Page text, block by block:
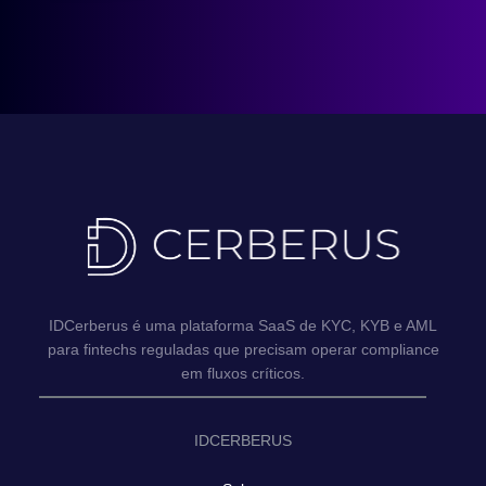
IDCerberus é uma plataforma SaaS de KYC, KYB e AML
para fintechs reguladas que precisam operar compliance
em fluxos críticos.
IDCERBERUS